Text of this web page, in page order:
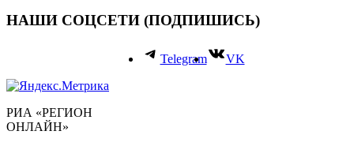
НАШИ СОЦСЕТИ (ПОДПИШИСЬ)
Telegram VK
РИА «РЕГИОН
ОНЛАЙН»